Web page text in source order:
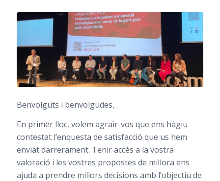
Benvolguts i benvolgudes,
En primer lloc, volem agrair-vos que ens hàgiu
contestat l’enquesta de satisfacció que us hem
enviat darrerament. Tenir accés a la vostra
valoració i les vostres propostes de millora ens
ajuda a prendre millors decisions amb l’objectiu de